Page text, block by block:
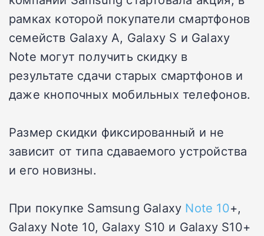
рамках которой покупатели смартфонов
семейств Galaxy A, Galaxy S и Galaxy
Note могут получить скидку в
результате сдачи старых смартфонов и
даже кнопочных мобильных телефонов.
Размер скидки фиксированный и не
зависит от типа сдаваемого устройства
и его новизны.
При покупке Samsung Galaxy Note 10+,
Galaxy Note 10, Galaxy S10 и Galaxy S10+